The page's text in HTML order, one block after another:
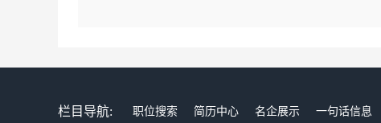
栏目导航: 职位搜索 简历中心 名企展示 一句话信息